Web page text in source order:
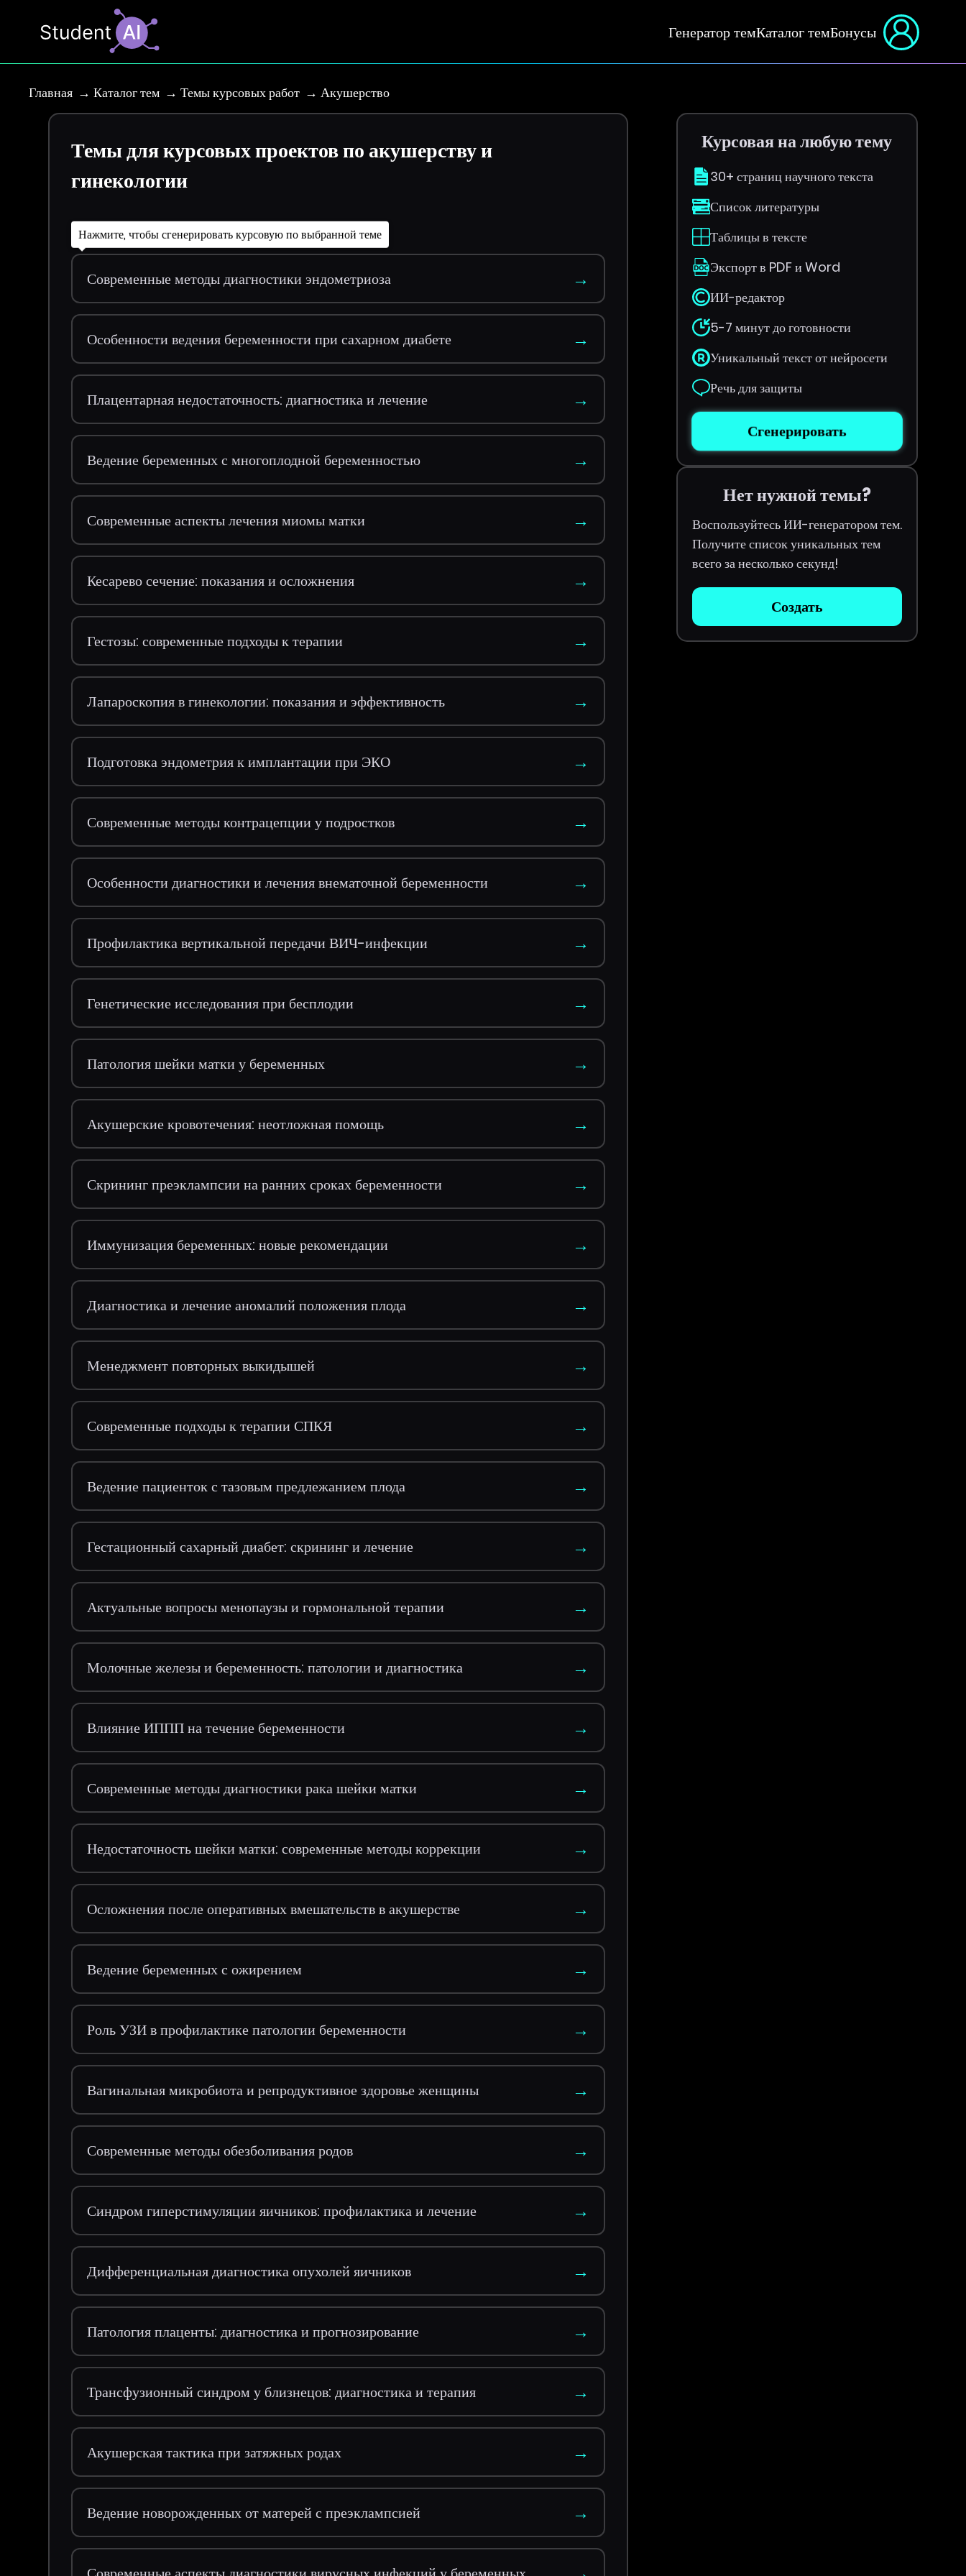
Генератор темКаталог темБонусы
Главная Каталог тем Темы курсовых работ Акушерство
Темы для курсовых проектов по акушерству и
гинекологии
Нажмите, чтобы сгенерировать курсовую по выбранной теме
Современные методы диагностики эндометриоза →
Особенности ведения беременности при сахарном диабете →
Плацентарная недостаточность: диагностика и лечение →
Ведение беременных с многоплодной беременностью →
Современные аспекты лечения миомы матки →
Кесарево сечение: показания и осложнения →
Гестозы: современные подходы к терапии →
Лапароскопия в гинекологии: показания и эффективность →
Подготовка эндометрия к имплантации при ЭКО →
Современные методы контрацепции у подростков →
Особенности диагностики и лечения внематочной беременности →
Профилактика вертикальной передачи ВИЧ-инфекции →
Генетические исследования при бесплодии →
Патология шейки матки у беременных →
Акушерские кровотечения: неотложная помощь →
Скрининг преэклампсии на ранних сроках беременности →
Иммунизация беременных: новые рекомендации →
Диагностика и лечение аномалий положения плода →
Менеджмент повторных выкидышей →
Современные подходы к терапии СПКЯ →
Ведение пациенток с тазовым предлежанием плода →
Гестационный сахарный диабет: скрининг и лечение →
Актуальные вопросы менопаузы и гормональной терапии →
Молочные железы и беременность: патологии и диагностика →
Влияние ИППП на течение беременности →
Современные методы диагностики рака шейки матки →
Недостаточность шейки матки: современные методы коррекции →
Осложнения после оперативных вмешательств в акушерстве →
Ведение беременных с ожирением →
Роль УЗИ в профилактике патологии беременности →
Вагинальная микробиота и репродуктивное здоровье женщины →
Современные методы обезболивания родов →
Синдром гиперстимуляции яичников: профилактика и лечение →
Дифференциальная диагностика опухолей яичников →
Патология плаценты: диагностика и прогнозирование →
Трансфузионный синдром у близнецов: диагностика и терапия →
Акушерская тактика при затяжных родах →
Ведение новорожденных от матерей с преэклампсией →
Курсовая на любую тему
30+ страниц научного текста
Список литературы
Таблицы в тексте
Экспорт в PDF и Word
ИИ-редактор
5-7 минут до готовности
Уникальный текст от нейросети
Речь для защиты
Сгенерировать
Нет нужной темы?
Воспользуйтесь ИИ-генератором тем.
Получите список уникальных тем
всего за несколько секунд!
Создать